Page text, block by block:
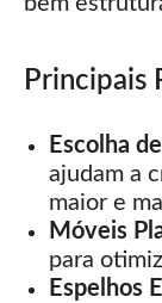
Principais
Escolha
ajudam a
maior e
Móveis
para
Espelhos